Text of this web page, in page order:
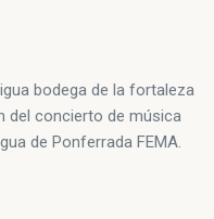
bodega de la fortaleza
del concierto de música
de Ponferrada FEMA.